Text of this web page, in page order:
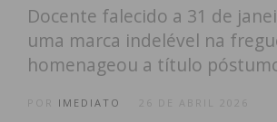
Docente falecido a 31 de
uma marca indelével na
homenageou a título
IMEDIATO 26 DE ABRIL 2026